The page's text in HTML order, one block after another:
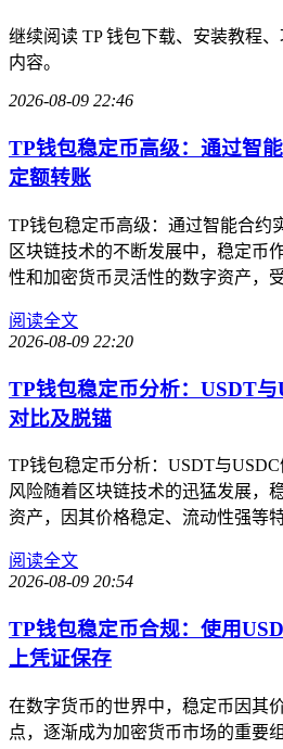
继续阅读 TP 钱包下载、安装教程
内容。
2026-08-09 22:46
TP钱包稳定币高级：通过智
定额转账
TP钱包稳定币高级：通过智能合约
区块链技术的不断发展中，稳定币
性和加密货币灵活性的数字资产，
阅读全文
2026-08-09 22:20
TP钱包稳定币分析：USDT
对比及脱锚
TP钱包稳定币分析：USDT与
风险随着区块链技术的迅猛发展，
资产，因其价格稳定、流动性强等
阅读全文
2026-08-09 20:54
TP钱包稳定币合规：使用
上凭证保存
在数字货币的世界中，稳定币因其
点，逐渐成为加密货币市场的重要